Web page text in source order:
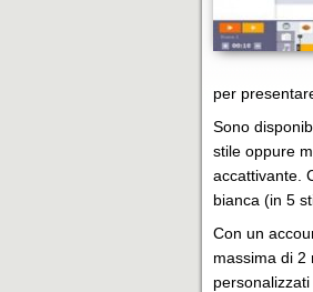
per
Sono
stile oppure
accattivante.
bianca (in 5
Con un
massima di 2